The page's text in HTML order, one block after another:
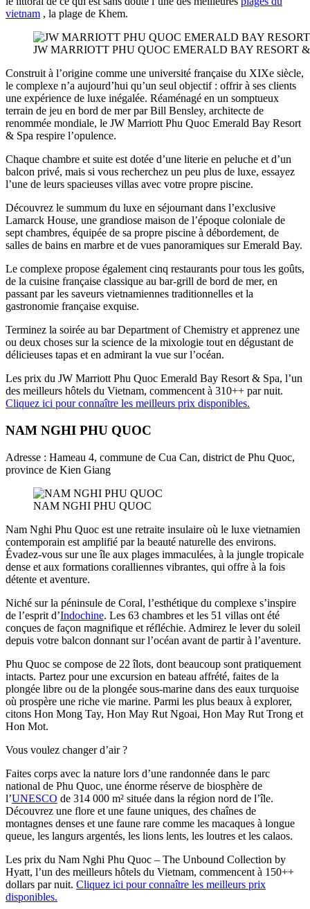
vietnam , la plage de Khem.
JW MARRIOTT PHU QUOC EMERALD BAY RESORT
Construit à l’origine comme une université française du XIXe siècle,
le complexe n’a aujourd’hui qu’un seul objectif : offrir à ses clients
une expérience de luxe inégalée. Réaménagé en un somptueux
terrain de jeu en bord de mer par Bill Bensley, architecte de
renommée mondiale, le JW Marriott Phu Quoc Emerald Bay Resort
& Spa respire l’opulence.
Chaque chambre et suite est dotée d’une literie en peluche et d’un
balcon privé, mais si vous recherchez un peu plus de luxe, essayez
l’une de leurs spacieuses villas avec votre propre piscine.
Découvrez le summum du luxe en séjournant dans l’exclusive
Lamarck House, une grandiose maison de l’époque coloniale de
sept chambres, équipée de sa propre piscine à débordement, de
salles de bains en marbre et de vues panoramiques sur Emerald Bay.
Le complexe propose également cinq restaurants pour tous les goûts,
de la cuisine française classique au bar-grill de bord de mer, en
passant par les saveurs vietnamiennes traditionnelles et la
gastronomie française exquise.
Terminez la soirée au bar Department of Chemistry et apprenez une
ou deux choses sur la science de la mixologie tout en dégustant de
délicieuses tapas et en admirant la vue sur l’océan.
Les prix du JW Marriott Phu Quoc Emerald Bay Resort & Spa, l’un
des meilleurs hôtels du Vietnam, commencent à 310++ par nuit.
Cliquez ici pour connaître les meilleurs prix disponibles.
NAM NGHI PHU QUOC
Adresse : Hameau 4, commune de Cua Can, district de Phu Quoc,
province de Kien Giang
NAM NGHI PHU QUOC
Nam Nghi Phu Quoc est une retraite insulaire où le luxe vietnamien
contemporain est amplifié par la beauté naturelle des environs.
Évadez-vous sur une île aux plages immaculées, à la jungle tropicale
dense et aux formations coralliennes vibrantes, qui offre à la fois
détente et aventure.
Niché sur la péninsule de Coral, l’esthétique du complexe s’inspire
de l’esprit d’Indochine. Les 63 chambres et les 51 villas ont été
conçues de façon magnifique et réfléchie. Admirez le lever du soleil
depuis votre balcon donnant sur l’océan avant de partir à l’aventure.
Phu Quoc se compose de 22 îlots, dont beaucoup sont pratiquement
intacts. Partez pour une excursion en bateau affrété, faites de la
plongée libre ou de la plongée sous-marine dans des eaux turquoise
où prospère une riche vie marine. Parmi les plus beaux à explorer,
citons Hon Mong Tay, Hon May Rut Ngoai, Hon May Rut Trong et
Hon Mot.
Vous voulez changer d’air ?
Faites corps avec la nature lors d’une randonnée dans le parc
national de Phu Quoc, une énorme réserve de biosphère de
l’UNESCO de 314 000 m² située dans la région nord de l’île.
Découvrez une flore et une faune uniques, des chaînes de
montagnes denses et une faune rare comme les macaques à longue
queue, les langurs argentés, les lions lents, les loutres et les calaos.
Les prix du Nam Nghi Phu Quoc – The Unbound Collection by
Hyatt, l’un des meilleurs hôtels du Vietnam, commencent à 150++
dollars par nuit. Cliquez ici pour connaître les meilleurs prix
disponibles.